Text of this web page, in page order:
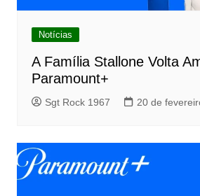
Notícias
A Família Stallone Volta
Paramount+
Sgt Rock 1967 20 de